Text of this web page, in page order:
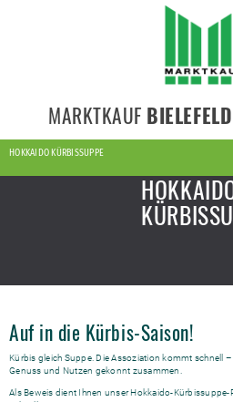
MARKTKAUF
HOKKAIDO KÜRBISSUPPE
Auf in die Kürbis-Saison!
Kürbis gleich Suppe. Die Assoziation kommt schnell
Genuss und Nutzen gekonnt zusammen.
Als Beweis dient Ihnen unser Hokkaido-Kürbissuppe-